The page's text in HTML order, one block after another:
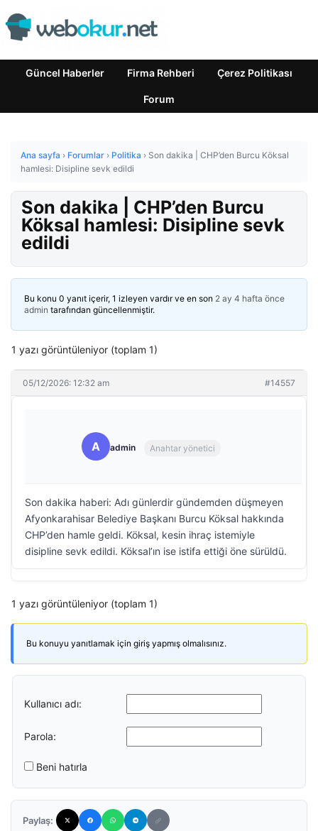
Güncel Haberler Firma Rehberi Çerez Politikası
Forum
Ana sayfa › Forumlar › Politika › Son dakika | CHP’den Burcu Köksal
hamlesi: Disipline sevk edildi
Son dakika | CHP’den Burcu
Köksal hamlesi: Disipline sevk
edildi
Bu konu 0 yanıt içerir, 1 izleyen vardır ve en son 2 ay 4 hafta önce
admin tarafından güncellenmiştir.
1 yazı görüntüleniyor (toplam 1)
05/12/2026: 12:32 am #14557
A admin Anahtar yönetici
Son dakika haberi: Adı günlerdir gündemden düşmeyen
Afyonkarahisar Belediye Başkanı Burcu Köksal hakkında
CHP’den hamle geldi. Köksal, kesin ihraç istemiyle
disipline sevk edildi. Köksal’ın ise istifa ettiği öne sürüldü.
1 yazı görüntüleniyor (toplam 1)
Bu konuyu yanıtlamak için giriş yapmış olmalısınız.
Kullanıcı adı:
Parola:
Beni hatırla
Paylaş: